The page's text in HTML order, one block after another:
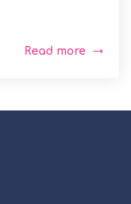
Read more